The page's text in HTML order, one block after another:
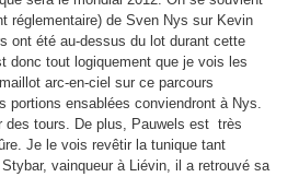
réglementaire) de Sven Nys sur Kevin
ont été au-dessus du lot durant cette
donc tout logiquement que je vois les
arc-en-ciel sur ce parcours
portions ensablées conviendront à Nys.
des tours. De plus, Pauwels est très
Je le vois revêtir la tunique tant
vainqueur à Liévin, il a retrouvé sa